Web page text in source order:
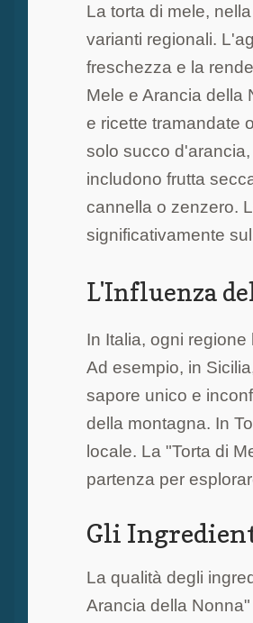
La torta di mele,
varianti regionali.
freschezza e la
Mele e Arancia della
e ricette tramandate
solo succo
includono frutta
cannella o zenzero.
significativamente
L'Influenza
In Italia, ogni
Ad esempio, in
sapore unico e
della montagna. In
locale. La "Torta di
partenza per
Gli
La qualità degli
Arancia della